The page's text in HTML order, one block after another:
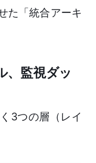
た「統合アーキ
、監視ダッ
3つの層（レイ